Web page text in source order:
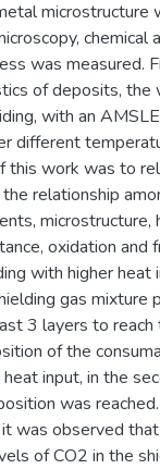
microstructure
chemical
was measured.
of deposits, the
with an
different
this work was to
relationship
microstructure,
oxidation and
with higher heat
gas mixture
3 layers to
of the
input, in the
was
was observed
of CO2 in the